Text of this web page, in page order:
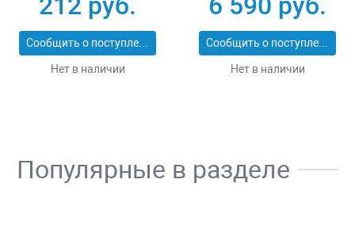
Сообщить о поступлении
Нет в наличии
Сообщить о поступлении
Нет в наличии
Популярные в разделе